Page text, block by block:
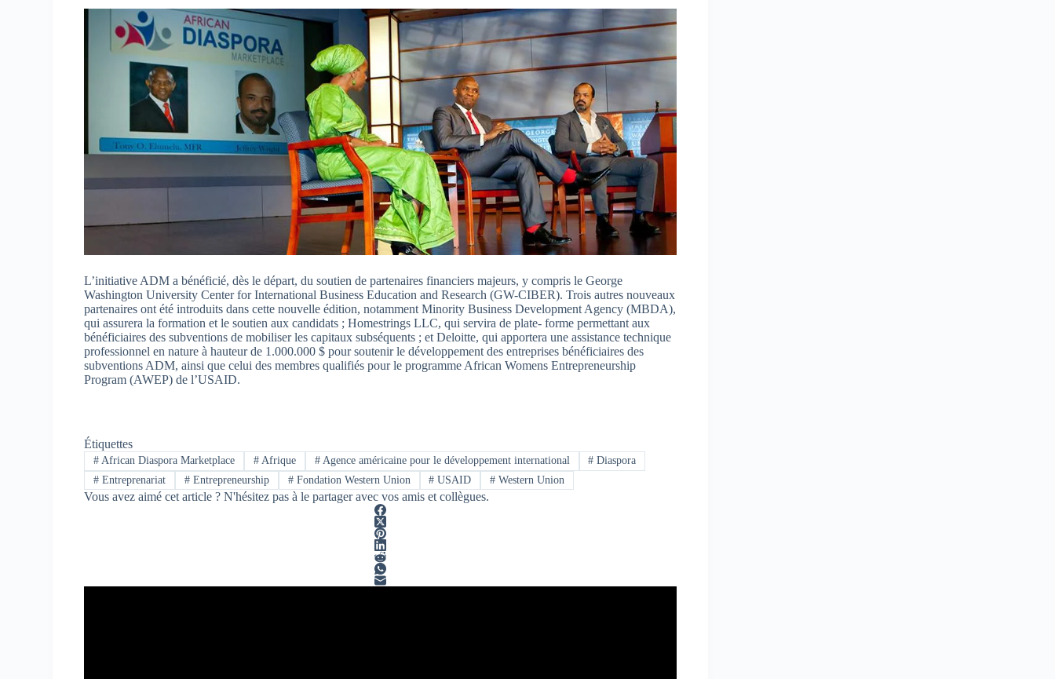
L’initiative ADM a bénéficié, dès le départ, du soutien de partenaires financiers majeurs, y compris le George
Washington University Center for International Business Education and Research (GW-CIBER). Trois autres nouveaux
partenaires ont été introduits dans cette nouvelle édition, notamment Minority Business Development Agency (MBDA),
qui assurera la formation et le soutien aux candidats ; Homestrings LLC, qui servira de plate- forme permettant aux
bénéficiaires des subventions de mobiliser les capitaux subséquents ; et Deloitte, qui apportera une assistance technique
professionnel en nature à hauteur de 1.000.000 $ pour soutenir le développement des entreprises bénéficiaires des
subventions ADM, ainsi que celui des membres qualifiés pour le programme African Womens Entrepreneurship
Program (AWEP) de l’USAID.
Étiquettes
# African Diaspora Marketplace #Afrique #Agence américaine pour le développement international # Diaspora
# Entreprenariat #‪Entrepreneurship‬ #Fondation Western Union # USAID # Western Union
Vous avez aimé cet article ? N'hésitez pas à le partager avec vos amis et collègues.